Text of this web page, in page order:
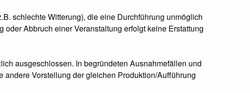
schlechte Witterung), die eine Durchführung unmöglich
Abbruch einer Veranstaltung erfolgt keine Erstattung
ausgeschlossen. In begründeten Ausnahmefällen und
Vorstellung der gleichen Produktion/Aufführung